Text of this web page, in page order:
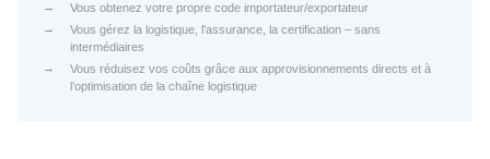
Vous obtenez votre propre code importateur/exportateur
Vous gérez la logistique, l’assurance, la certification – sans
intermédiaires
Vous réduisez vos coûts grâce aux approvisionnements directs et à
l’optimisation de la chaîne logistique